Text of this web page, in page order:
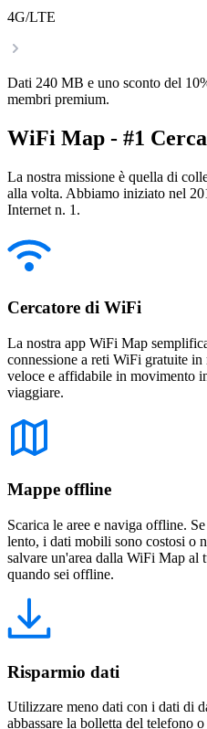
4G/LTE
Dati 240 MB e uno sconto del
membri premium.
WiFi Map - #1
La nostra missione è quella di
alla volta. Abbiamo iniziato nel
Internet n. 1.
Cercatore di WiFi
La nostra app WiFi Map
connessione a reti WiFi gratuite
veloce e affidabile in movimento
viaggiare.
Mappe offline
Scarica le aree e naviga offline.
lento, i dati mobili sono costosi o
salvare un'area dalla WiFi Map al
quando sei offline.
Risparmio dati
Utilizzare meno dati con i dati di
abbassare la bolletta del telefono